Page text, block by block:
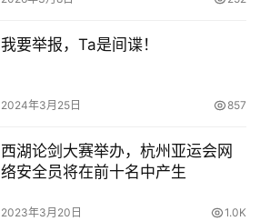
我要举报，Ta是间谍！
2024年3月25日 857
西湖论剑大赛举办，杭州亚运会网
络安全员将在前十名中产生
2023年3月20日 1.0K